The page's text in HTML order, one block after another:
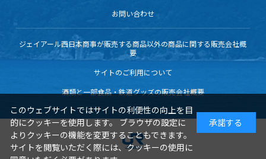
お問い合わせ
ジェイアール西日本商事が販売する商品以外の商品に関する販売会社概
要
サイトのご利用について
酒類と一部食品・鉄道グッズの販売会社概要
このウェブサイトではサイトの利便性の向上を目
的にクッキーを使用します。 ブラウザの設定に
よりクッキーの機能を変更することもできます。
サイトを閲覧いただく際には、クッキーの使用に
承諾する